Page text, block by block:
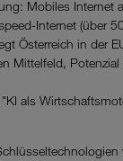
Mobiles Internet
Internet (über
Österreich in der
Mittelfeld,
als